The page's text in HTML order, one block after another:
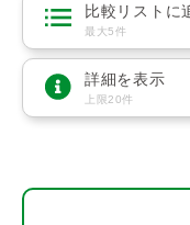
比較リストに
最大5件
詳細を表示
上限20件